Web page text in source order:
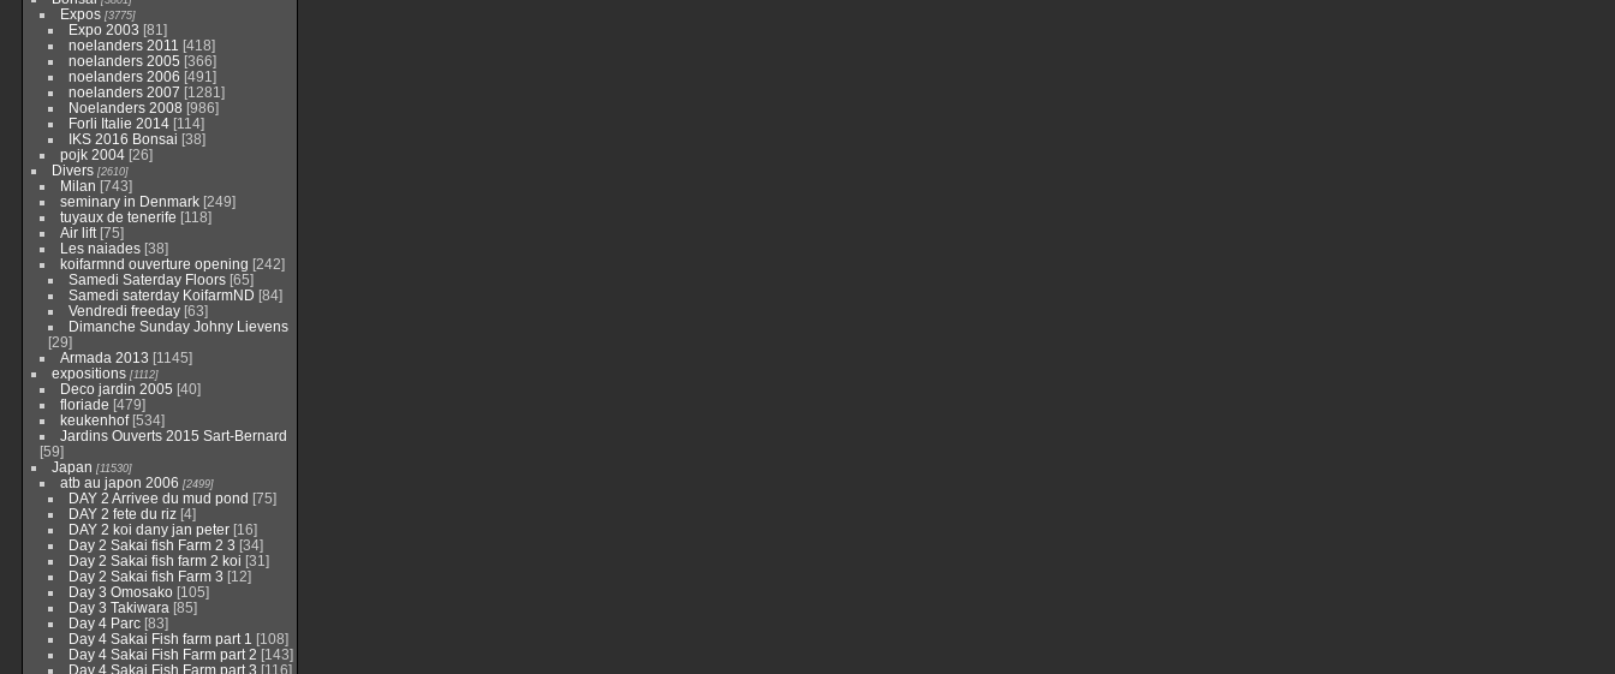
Expos [3775]
Expo 2003 [81]
noelanders 2011 [418]
noelanders 2005 [366]
noelanders 2006 [491]
noelanders 2007 [1281]
Noelanders 2008 [986]
Forli Italie 2014 [114]
IKS 2016 Bonsai [38]
pojk 2004 [26]
Divers [2610]
Milan [743]
seminary in Denmark [249]
tuyaux de tenerife [118]
Air lift [75]
Les naiades [38]
koifarmnd ouverture opening [242]
Samedi Saterday Floors [65]
Samedi saterday KoifarmND [84]
Vendredi freeday [63]
Dimanche Sunday Johny Lievens
[29]
Armada 2013 [1145]
expositions [1112]
Deco jardin 2005 [40]
floriade [479]
keukenhof [534]
Jardins Ouverts 2015 Sart-Bernard
[59]
Japan [11530]
atb au japon 2006 [2499]
DAY 2 Arrivee du mud pond [75]
DAY 2 fete du riz [4]
DAY 2 koi dany jan peter [16]
Day 2 Sakai fish Farm 2 3 [34]
Day 2 Sakai fish farm 2 koi [31]
Day 2 Sakai fish Farm 3 [12]
Day 3 Omosako [105]
Day 3 Takiwara [85]
Day 4 Parc [83]
Day 4 Sakai Fish farm part 1 [108]
Day 4 Sakai Fish Farm part 2 [143]
Day 4 Sakai Fish Farm part 3 [116]